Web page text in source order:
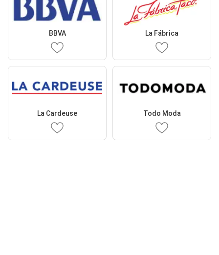
BBVA La Fábrica
La Cardeuse Todo Moda